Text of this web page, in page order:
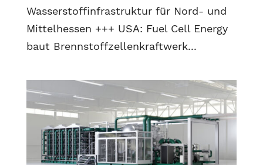
Wasserstoffinfrastruktur für Nord- und
Mittelhessen +++ USA: Fuel Cell Energy
baut Brennstoffzellenkraftwerk...